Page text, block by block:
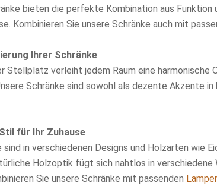
bieten die perfekte Kombination aus Funktion
Kombinieren Sie unsere Schränke auch mit
Ihrer Schränke
Stellplatz verleiht jedem Raum eine harmonische
Schränke sind sowohl als dezente Akzente
für Ihr Zuhause
sind in verschiedenen Designs und Holzarten wie
Holzoptik fügt sich nahtlos in
Sie unsere Schränke mit passenden